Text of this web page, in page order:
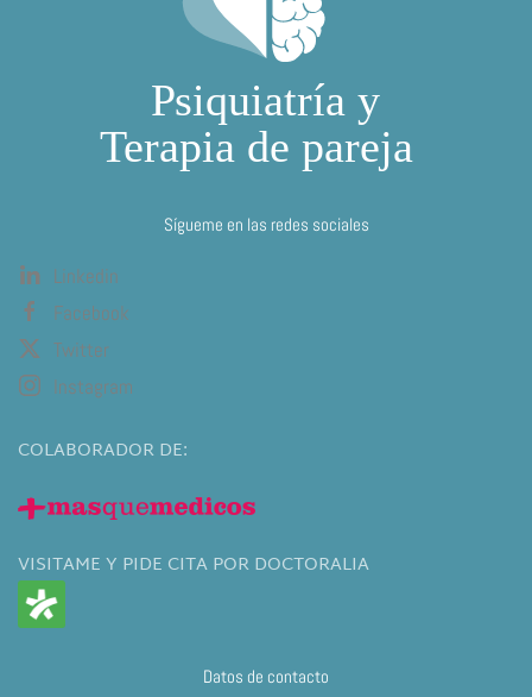
Sígueme en las redes sociales
Linkedin
Facebook
Twitter
Instagram
COLABORADOR DE:
VISITAME Y PIDE CITA POR DOCTORALIA
Datos de contacto